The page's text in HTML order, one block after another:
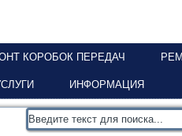
КОРОБОК ПЕРЕДАЧ
ИНФОРМАЦИЯ